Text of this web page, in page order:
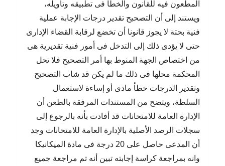
المطعون فيه للقانون والخطأ فى تطبيقه وتأويله،
ويستند إلى أن التصحيح تقدير درجات الإجابة عملية
فنية بحتة لا يجوز قانونا أن تخضع لرقابة القضاء الإدارى
حتى لا يؤدى ذلك إلى التدخل فى أمور فنية تقديرية هى
من اختصاص الجهة المنوط بها أمر التصحيح فلا تحل
المحكمة محلها فى ذلك ما لم يكن قد شاب التصحيح
وتقدير الدرجات خطأ مادى أو إساءة لاستعمال
السلطة، ويتضح من المستندات المرفقة بالطعن أن
الإدارة العامة للامتحانات قد أفادت بأنه بالرجوع إلى
سجلات الرصد الأصلية بالإدارة العامة للامتحانات وجد
أن المدعى حاصل على 20 درجة فى مادة الميكانيكا
وانه بمراجعة كراسة إجابته تبين أنه تم مراجعة جميع